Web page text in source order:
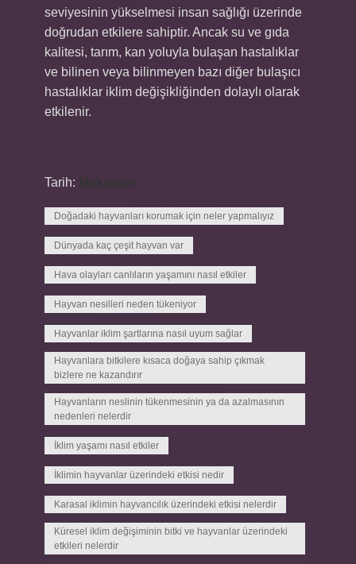
seviyesinin yükselmesi insan sağlığı üzerinde
doğrudan etkilere sahiptir. Ancak su ve gıda
kalitesi, tarım, kan yoluyla bulaşan hastalıklar
ve bilinen veya bilinmeyen bazı diğer bulaşıcı
hastalıklar iklim değişikliğinden dolaylı olarak
etkilenir.
Tarih:
Doğadaki hayvanları korumak için neler yapmalıyız
Dünyada kaç çeşit hayvan var
Hava olayları canlıların yaşamını nasıl etkiler
Hayvan nesilleri neden tükeniyor
Hayvanlar iklim şartlarına nasıl uyum sağlar
Hayvanlara bitkilere kısaca doğaya sahip çıkmak
bizlere ne kazandırır
Hayvanların neslinin tükenmesinin ya da azalmasının
nedenleri nelerdir
İklim yaşamı nasıl etkiler
İklimin hayvanlar üzerindeki etkisi nedir
Karasal iklimin hayvancılık üzerindeki etkisi nelerdir
Küresel iklim değişiminin bitki ve hayvanlar üzerindeki
etkileri nelerdir